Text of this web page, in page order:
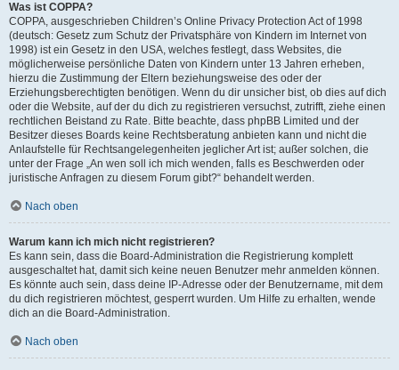
Was ist COPPA?
COPPA, ausgeschrieben Children’s Online Privacy Protection Act of 1998
(deutsch: Gesetz zum Schutz der Privatsphäre von Kindern im Internet von
1998) ist ein Gesetz in den USA, welches festlegt, dass Websites, die
möglicherweise persönliche Daten von Kindern unter 13 Jahren erheben,
hierzu die Zustimmung der Eltern beziehungsweise des oder der
Erziehungsberechtigten benötigen. Wenn du dir unsicher bist, ob dies auf dich
oder die Website, auf der du dich zu registrieren versuchst, zutrifft, ziehe einen
rechtlichen Beistand zu Rate. Bitte beachte, dass phpBB Limited und der
Besitzer dieses Boards keine Rechtsberatung anbieten kann und nicht die
Anlaufstelle für Rechtsangelegenheiten jeglicher Art ist; außer solchen, die
unter der Frage „An wen soll ich mich wenden, falls es Beschwerden oder
juristische Anfragen zu diesem Forum gibt?“ behandelt werden.
Nach oben
Warum kann ich mich nicht registrieren?
Es kann sein, dass die Board-Administration die Registrierung komplett
ausgeschaltet hat, damit sich keine neuen Benutzer mehr anmelden können.
Es könnte auch sein, dass deine IP-Adresse oder der Benutzername, mit dem
du dich registrieren möchtest, gesperrt wurden. Um Hilfe zu erhalten, wende
dich an die Board-Administration.
Nach oben